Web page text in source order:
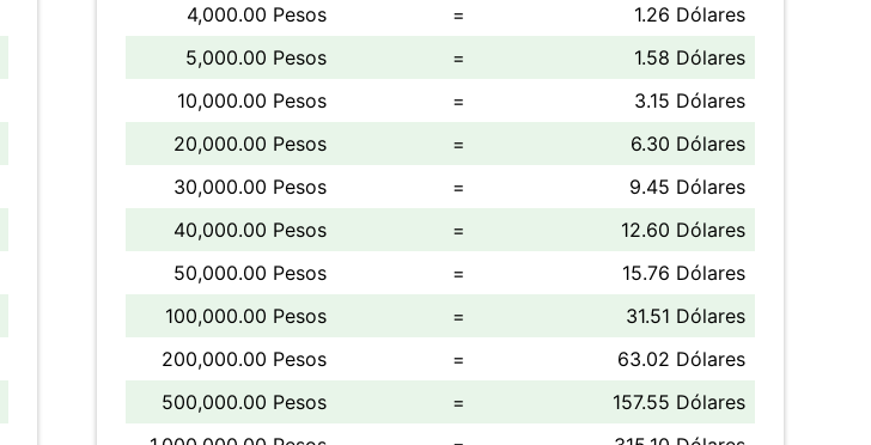
4,000.00 Pesos
=
1.26 Dólares
5,000.00 Pesos
=
1.58 Dólares
10,000.00 Pesos
=
3.15 Dólares
20,000.00 Pesos
=
6.30 Dólares
30,000.00 Pesos
=
9.45 Dólares
40,000.00 Pesos
=
12.60 Dólares
50,000.00 Pesos
=
15.76 Dólares
100,000.00 Pesos
=
31.51 Dólares
200,000.00 Pesos
=
63.02 Dólares
500,000.00 Pesos
=
157.55 Dólares